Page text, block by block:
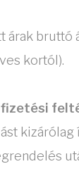
árak bruttó
kortól).
fizetési